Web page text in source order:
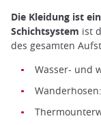
Die Kleidung ist
Schichtsystem ist
des gesamten
Wasser- und